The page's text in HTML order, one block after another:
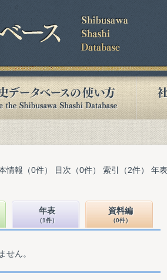
情報（0件） 目次（0件） 索引（2件） 年
年表
（1件）
資料編
（0件）
せん。